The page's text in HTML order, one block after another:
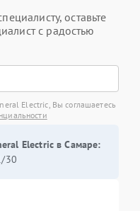
оставьте
с радостью
Electric, Вы соглашаетесь
Electric в Самаре:
30